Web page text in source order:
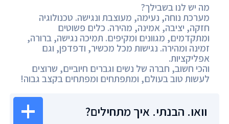
מה יש לנו בשבילך?
מערכת נוחה, נעימה, מעוצבת ונגישה. טכנולוגיה
חזקה, יציבה, אמינה, מהירה. כלים פשוטים
ומתקדמים, מגוונים ומקיפים. תמיכה נגישה, ברורה,
זמינה ומהירה. נגישות מכל מכשיר, ודפדפן, וגם
אפליקציות.
והכי חשוב, חברה של נשים וגברים חיוביים, שרוצים
לעשות טוב בעולם, ומתפתחים ומפתחים בקצב גבוה!
וואו. הבנתי. איך מתחילים?